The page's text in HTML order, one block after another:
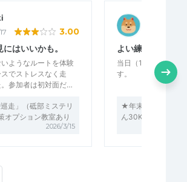
3.00
はいいかも。
ようなルートを体験
でストレスなく走
参加者は初対面だ…
走」（砥部ミステリ
オプション教室あり
2026/3/15
よい練習&交流に
当日（12/29）は伴
す。
★年末恒例！ 第14
ん30K（愛媛マラ